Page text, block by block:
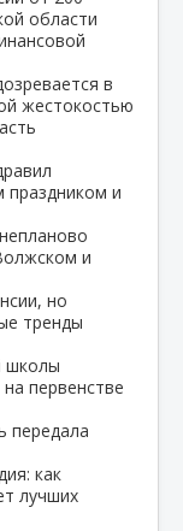
области
в
жестокостью
праздником и
и
но
тренды
школы
первенстве
передала
как
лучших